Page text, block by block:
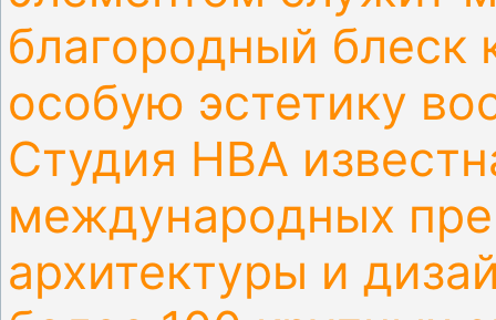
благородный блеск
особую эстетику
Студия НВА
международных
архитектуры и